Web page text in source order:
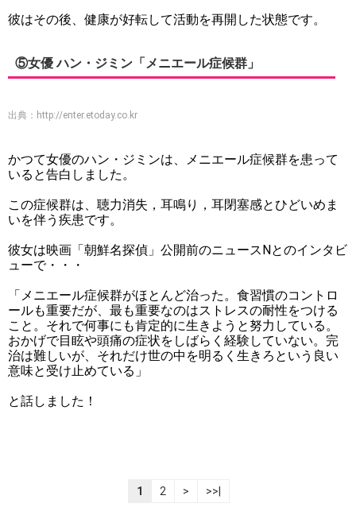
彼はその後、健康が好転して活動を再開した状態です。
⑤女優 ハン・ジミン「メニエール症候群」
出典： http://enter.etoday.co.kr
かつて女優のハン・ジミンは、メニエール症候群を患って
いると告白しました。
この症候群は、聴力消失，耳鳴り，耳閉塞感とひどいめま
いを伴う疾患です。
彼女は映画「朝鮮名探偵」公開前のニュースNとのインタビ
ューで・・・
「メニエール症候群がほとんど治った。食習慣のコントロ
ールも重要だが、最も重要なのはストレスの耐性をつける
こと。それで何事にも肯定的に生きようと努力している。
おかげで目眩や頭痛の症状をしばらく経験していない。完
治は難しいが、それだけ世の中を明るく生きろという良い
意味と受け止めている」
と話しました！
1 2 > >>|